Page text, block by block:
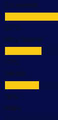
Excelente
Muy buena
Media
Mala